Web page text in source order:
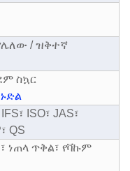
/ ዝቅተኛ
ስኳር
ISO፣ JAS፣
QS
ነጠላ ጥቅል፣ የቫኩም